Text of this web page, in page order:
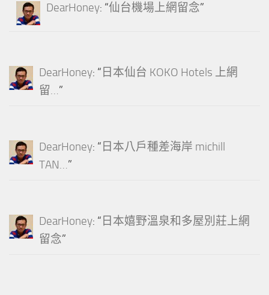
DearHoney: “仙台機場上網留念”
DearHoney: “ 日本仙台 KOKO Hotels 上網
留…”
DearHoney: “ 日本八戶種差海岸 michill
TAN…”
DearHoney: “ 日本嬉野溫泉和多屋別莊上網
留念”